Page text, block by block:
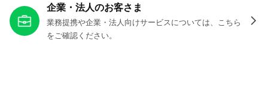
企業・法人のお客さま
業務提携や企業・法人向けサービスについては、こちら
をご確認ください。